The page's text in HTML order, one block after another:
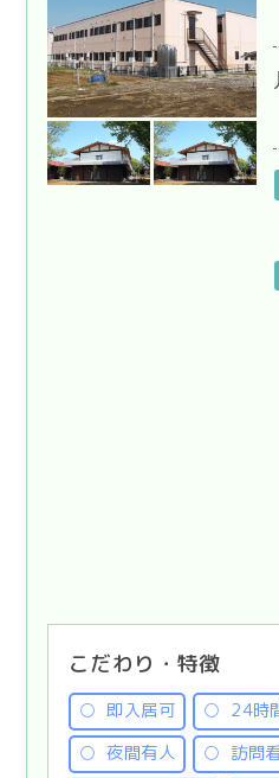
こだわり・特徴
即入居可
24時
夜間有人
訪問